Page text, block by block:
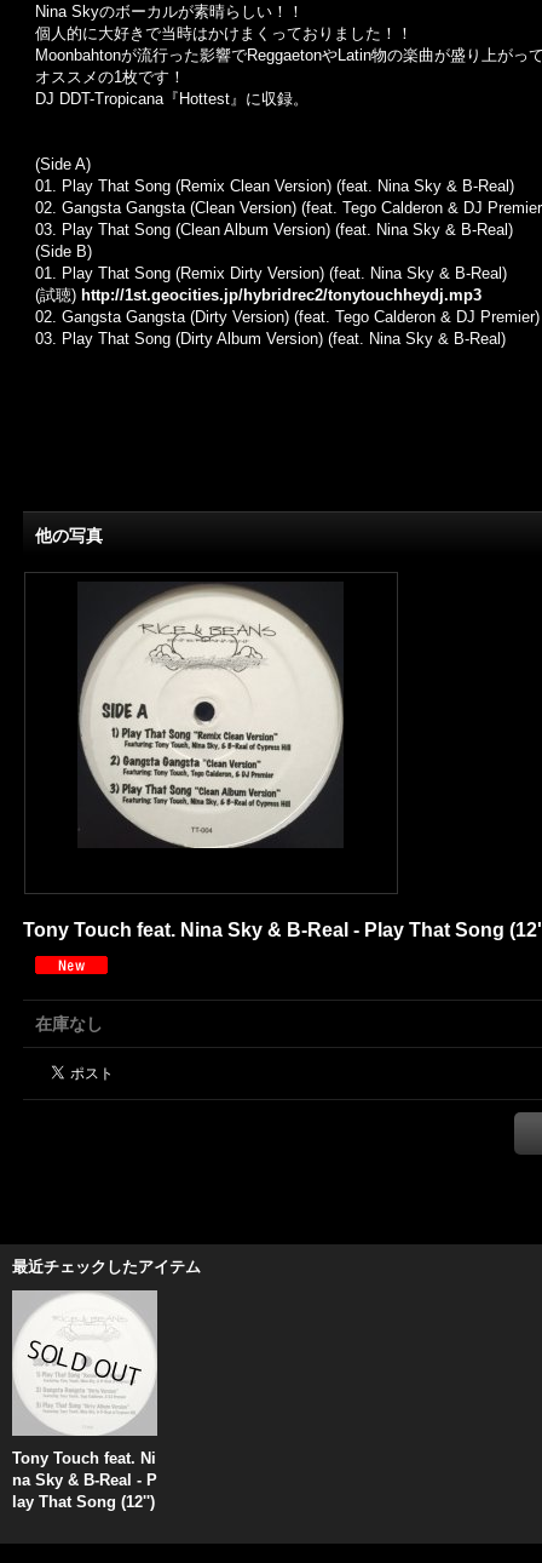
Nina Skyのボーカルが素晴らしい！！
個人的に大好きで当時はかけまくっておりました！！
Moonbahtonが流行った影響でReggaetonやLatin物の楽曲が盛り上が
オススメの1枚です！
DJ DDT-Tropicana『Hottest』に収録。
(Side A)
01. Play That Song (Remix Clean Version) (feat. Nina Sky & B-Real)
02. Gangsta Gangsta (Clean Version) (feat. Tego Calderon & DJ
03. Play That Song (Clean Album Version) (feat. Nina Sky & B-Real)
(Side B)
01. Play That Song (Remix Dirty Version) (feat. Nina Sky & B-Real)
(試聴) http://1st.geocities.jp/hybridrec2/tonytouchheydj.mp3
02. Gangsta Gangsta (Dirty Version) (feat. Tego Calderon & DJ Premier)
03. Play That Song (Dirty Album Version) (feat. Nina Sky & B-Real)
他の写真
Tony Touch feat. Nina Sky & B-Real - Play That Song
在庫なし
最近チェックしたアイテム
Tony Touch feat. Ni
na Sky & B-Real - P
lay That Song (12'')